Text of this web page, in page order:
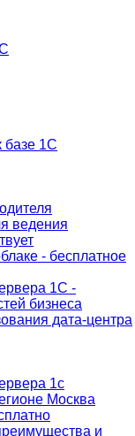
базе 1С
ведения
- бесплатное
1С -
бизнеса
дата-центра
1с
Москва
и